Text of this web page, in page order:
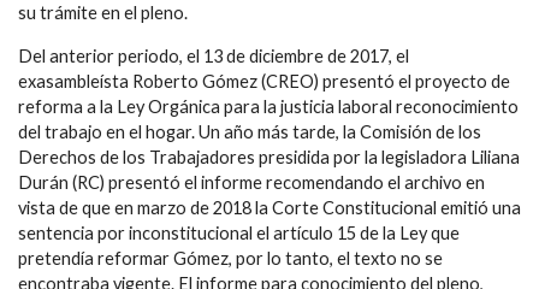
su trámite en el pleno.
Del anterior periodo, el 13 de diciembre de 2017, el
exasambleísta Roberto Gómez (CREO) presentó el proyecto de
reforma a la Ley Orgánica para la justicia laboral reconocimiento
del trabajo en el hogar. Un año más tarde, la Comisión de los
Derechos de los Trabajadores presidida por la legisladora Liliana
Durán (RC) presentó el informe recomendando el archivo en
vista de que en marzo de 2018 la Corte Constitucional emitió una
sentencia por inconstitucional el artículo 15 de la Ley que
pretendía reformar Gómez, por lo tanto, el texto no se
encontraba vigente. El informe para conocimiento del pleno,